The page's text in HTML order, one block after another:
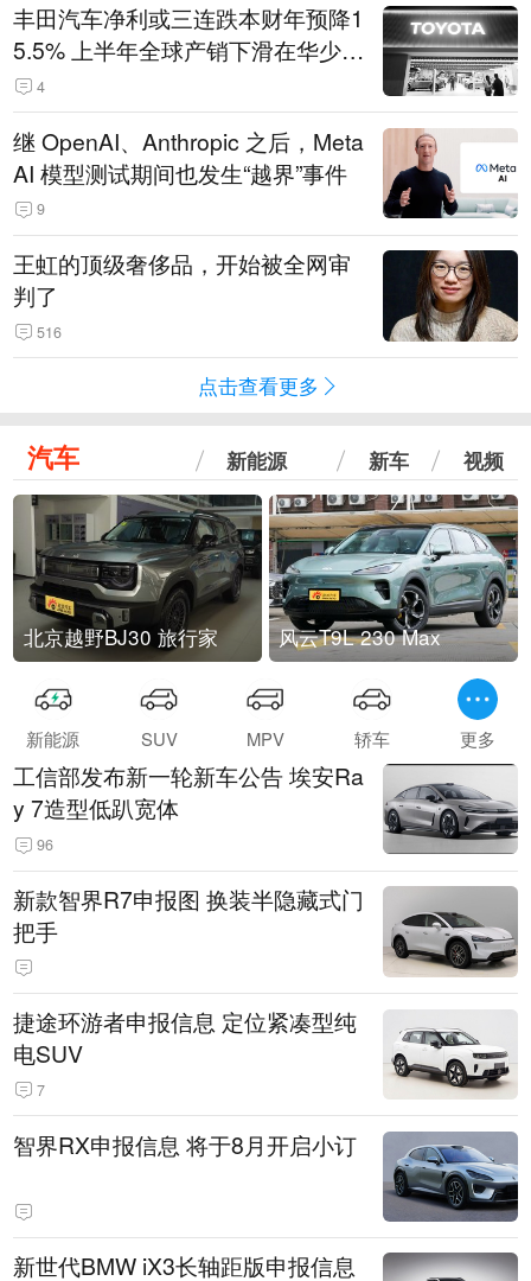
丰田汽车净利或三连跌本财年预降1
5.5% 上半年全球产销下滑在华少卖
14.3万辆
4
继 OpenAI、Anthropic 之后，Meta
AI 模型测试期间也发生“越界”事件
9
王虹的顶级奢侈品，开始被全网审
判了
516
点击查看更多
汽车 新能源 新车 视频
北京越野BJ30 旅行家 风云T9L 230 Max
新能源 SUV MPV 轿车 更多
工信部发布新一轮新车公告 埃安Ra
y 7造型低趴宽体
96
新款智界R7申报图 换装半隐藏式门
把手
捷途环游者申报信息 定位紧凑型纯
电SUV
7
智界RX申报信息 将于8月开启小订
新世代BMW iX3长轴距版申报信息